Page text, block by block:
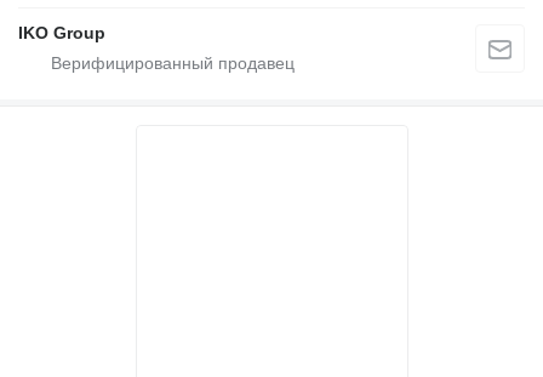
IKO Group